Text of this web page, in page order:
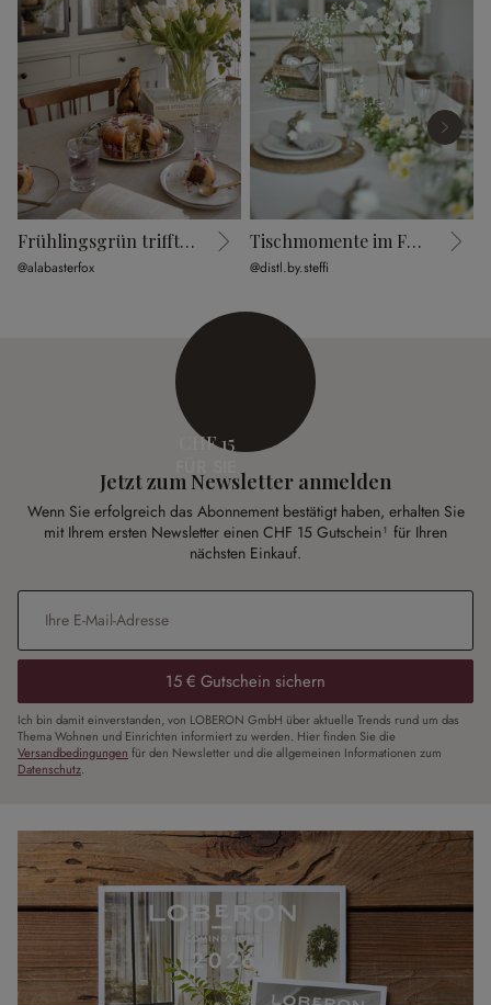
Frühlingsgrün trifft Ostercharme
@alabasterfox
Tischmomente im Frühling
@distl.by.steffi
CHF 15
Jetzt zum Newsletter anmelden
Wenn Sie erfolgreich das Abonnement bestätigt haben, erhalten Sie
mit Ihrem ersten Newsletter einen CHF 15 Gutschein¹ für Ihren
nächsten Einkauf.
E-Mail-Adresse
15 € Gutschein sichern
Ich bin damit einverstanden, von LOBERON GmbH über aktuelle Trends rund um das
Thema Wohnen und Einrichten informiert zu werden. Hier finden Sie die
Versandbedingungen für den Newsletter und die allgemeinen Informationen zum
Datenschutz.